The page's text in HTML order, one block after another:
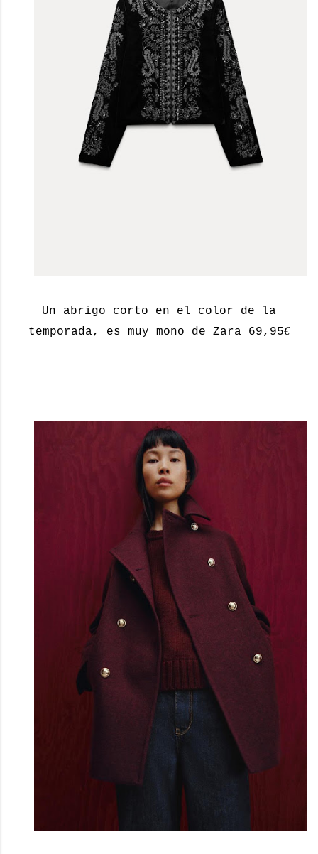
Un abrigo corto en el color de la
temporada, es muy mono de Zara 69,95€